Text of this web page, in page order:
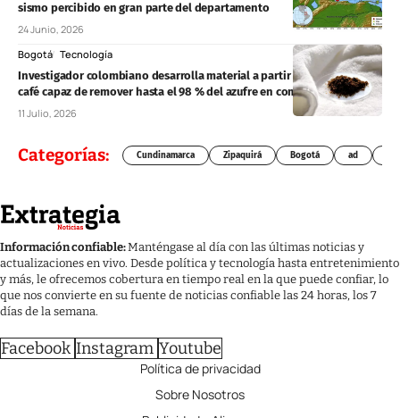
sismo percibido en gran parte del departamento
24 Junio, 2026
Bogotá Tecnología
Investigador colombiano desarrolla material a partir de residuos de
café capaz de remover hasta el 98 % del azufre en combustibles
11 Julio, 2026
Categorías: Cundinamarca Zipaquirá Bogotá ad
Información confiable:Manténgase al día con las últimas noticias y
actualizaciones en vivo. Desde política y tecnología hasta entretenimiento
y más, le ofrecemos cobertura en tiempo real en la que puede confiar, lo
que nos convierte en su fuente de noticias confiable las 24 horas, los 7
días de la semana.
Facebook Instagram Youtube
Política de privacidad
Sobre Nosotros